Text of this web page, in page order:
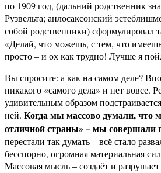
по 1909 год, (дальний родственник
Рузвельта; анлосаксонский
собой родственники) сформулировал
«Делай, что можешь, с тем, что
просто – и ох как трудно! Лучше я
Вы спросите: а как на самом деле?
никакого «самого дела» и нет вовсе.
удивительным образом
ней. Когда мы массово думали, что
отличной страны» – мы
перестали так думать – всё стало
бесспорно, огромная материальная
Массовая мысль – создаёт и разрушает